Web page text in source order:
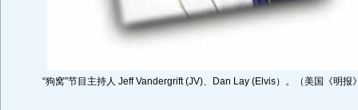
“狗窝”节目主持人 Jeff Vandergrift (JV)、Dan Lay (Elvis）。（美国《明报